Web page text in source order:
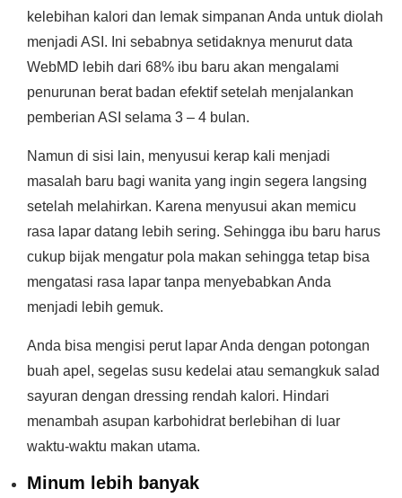
kelebihan kalori dan lemak simpanan Anda untuk diolah
menjadi ASI. Ini sebabnya setidaknya menurut data
WebMD lebih dari 68% ibu baru akan mengalami
penurunan berat badan efektif setelah menjalankan
pemberian ASI selama 3 – 4 bulan.
Namun di sisi lain, menyusui kerap kali menjadi
masalah baru bagi wanita yang ingin segera langsing
setelah melahirkan. Karena menyusui akan memicu
rasa lapar datang lebih sering. Sehingga ibu baru harus
cukup bijak mengatur pola makan sehingga tetap bisa
mengatasi rasa lapar tanpa menyebabkan Anda
menjadi lebih gemuk.
Anda bisa mengisi perut lapar Anda dengan potongan
buah apel, segelas susu kedelai atau semangkuk salad
sayuran dengan dressing rendah kalori. Hindari
menambah asupan karbohidrat berlebihan di luar
waktu-waktu makan utama.
Minum lebih banyak